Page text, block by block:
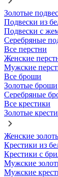
Золотые
Подвески из
Подвески с
Серебряные
Все перстни
Женские
Мужские
Все броши
Золотые броши
Серебряные
Все крестики
Золотые
Женские
Крестики из
Крестики с
Мужские
Мужские